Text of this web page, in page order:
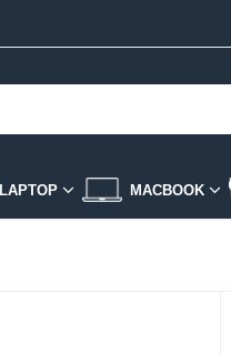
LAPTOP MACBOOK